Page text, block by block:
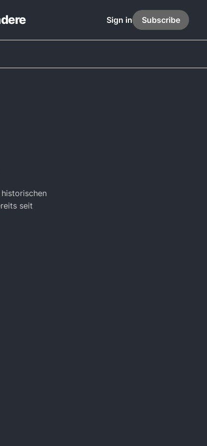
Sign in Subscribe
seit